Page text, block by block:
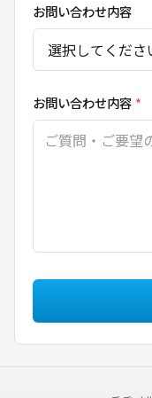
お問い合わせ内容
お問い合わせ内容 *